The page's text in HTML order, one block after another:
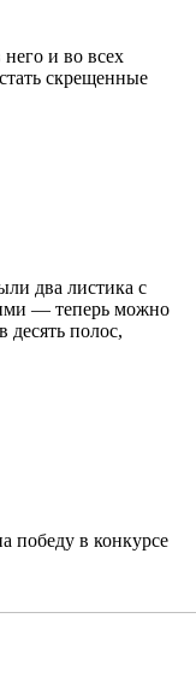
и во всех
скрещенные
два листика с
— теперь можно
десять полос,
победу в конкурсе